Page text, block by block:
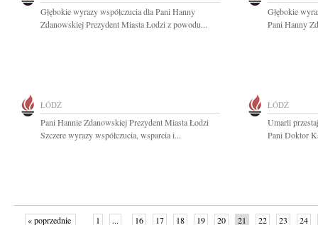
Głębokie wyrazy współczucia dla Pani Hanny
Zdanowskiej Prezydent Miasta Łodzi z powodu...
Głębokie
Pani Hanny
ŁÓDŹ
Pani Hannie Zdanowskiej Prezydent Miasta Łodzi
Szczere wyrazy współczucia, wsparcia i...
ŁÓDŹ
Umarli
Pani Doktor
« poprzednie 1 ... 16 17 18 19 20 21 22 23 24